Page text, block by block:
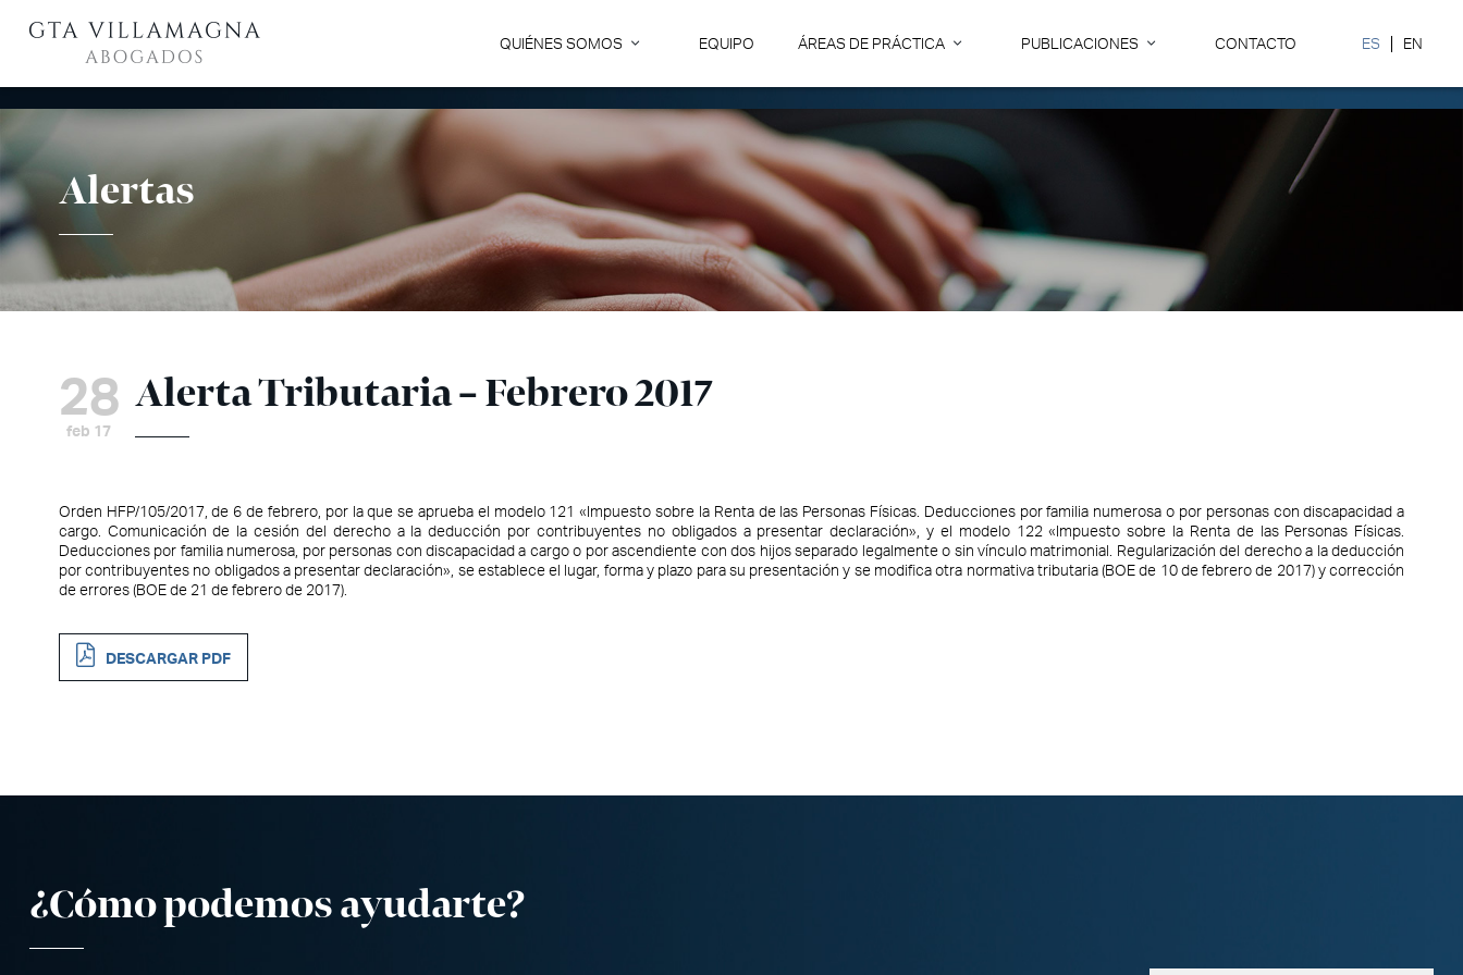
QUIÉNES SOMOS EQUIPO ÁREAS DE PRÁCTICA PUBLICACIONES CONTACTO ES EN
Alertas
28
feb 17
Alerta Tributaria – Febrero 2017
Orden HFP/105/2017, de 6 de febrero, por la que se aprueba el modelo 121 «Impuesto sobre la Renta de las Personas Físicas. Deducciones por familia numerosa o por personas con discapacidad a
cargo. Comunicación de la cesión del derecho a la deducción por contribuyentes no obligados a presentar declaración», y el modelo 122 «Impuesto sobre la Renta de las Personas Físicas.
Deducciones por familia numerosa, por personas con discapacidad a cargo o por ascendiente con dos hijos separado legalmente o sin vínculo matrimonial. Regularización del derecho a la deducción
por contribuyentes no obligados a presentar declaración», se establece el lugar, forma y plazo para su presentación y se modifica otra normativa tributaria (BOE de 10 de febrero de 2017) y corrección
de errores (BOE de 21 de febrero de 2017).
DESCARGAR PDF
¿Cómo podemos ayudarte?